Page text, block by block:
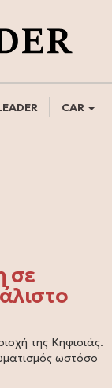
CAR
σε
της Κηφισιάς.
ωστόσο